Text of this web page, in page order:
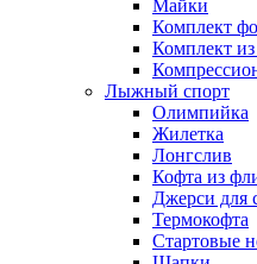
Майки
Комплект
Комплект
Лыжный спорт
Олимпийка
Жилетка
Лонгслив
Кофта из
Джерси для
Термокофта
Стартовые